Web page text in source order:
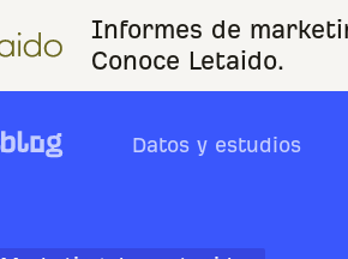
Informes de
Conoce Letaido.
Datos y estudios